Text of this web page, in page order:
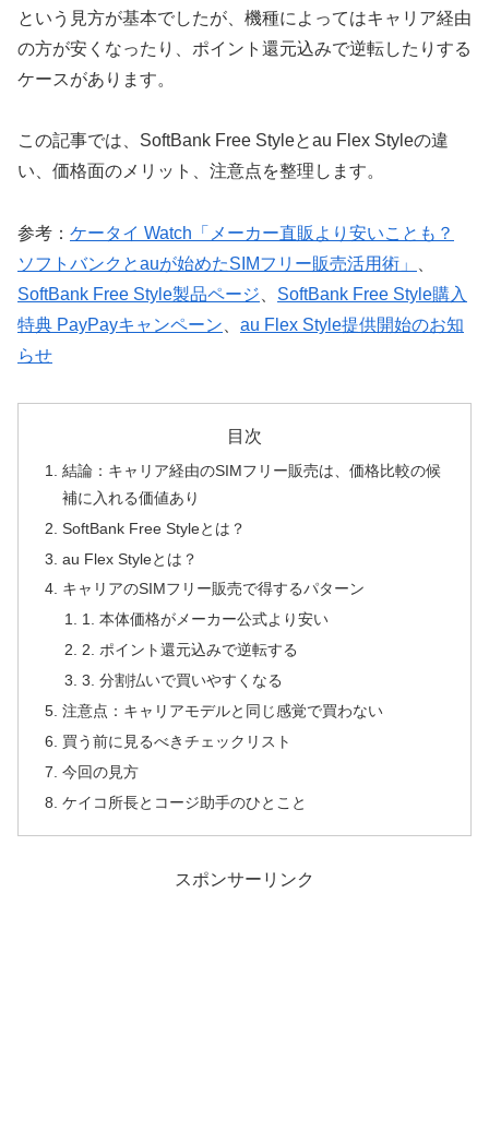
という見方が基本でしたが、機種によってはキャリア経由
の方が安くなったり、ポイント還元込みで逆転したりする
ケースがあります。
この記事では、SoftBank Free Styleとau Flex Styleの違
い、価格面のメリット、注意点を整理します。
参考： ケータイ Watch「メーカー直販より安いことも？
ソフトバンクとauが始めたSIMフリー販売活用術」
SoftBank Free Style製品ページ
SoftBank Free Style購入
特典 PayPayキャンペーン
au Flex Style提供開始のお知
らせ
目次
結論：キャリア経由のSIMフリー販売は、価格比較の候
補に入れる価値あり
SoftBank Free Styleとは？
au Flex Styleとは？
キャリアのSIMフリー販売で得するパターン
1. 本体価格がメーカー公式より安い
2. ポイント還元込みで逆転する
3. 分割払いで買いやすくなる
注意点：キャリアモデルと同じ感覚で買わない
買う前に見るべきチェックリスト
今回の見方
ケイコ所長とコージ助手のひとこと
スポンサーリンク